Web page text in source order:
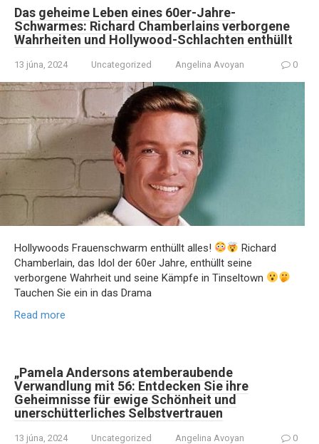
Das geheime Leben eines 60er-Jahre-
Schwarmes: Richard Chamberlains verborgene
Wahrheiten und Hollywood-Schlachten enthüllt
13 júna, 2024 Uncategorized Angelina Avoyan 0
Hollywoods Frauenschwarm enthüllt alles!
Richard
Chamberlain, das Idol der 60er Jahre, enthüllt seine
verborgene Wahrheit und seine Kämpfe in Tinseltown
Tauchen Sie ein in das Drama
Read more
„Pamela Andersons atemberaubende
Verwandlung mit 56: Entdecken Sie ihre
Geheimnisse für ewige Schönheit und
unerschütterliches Selbstvertrauen
13 júna, 2024 Uncategorized Angelina Avoyan 0